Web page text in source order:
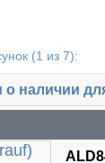
(1 из 7):
наличии